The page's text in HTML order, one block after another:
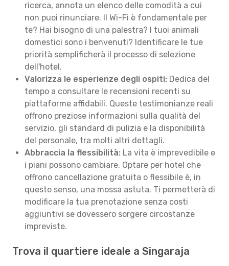
ricerca, annota un elenco delle comodità a cui
non puoi rinunciare. Il Wi-Fi è fondamentale per
te? Hai bisogno di una palestra? I tuoi animali
domestici sono i benvenuti? Identificare le tue
priorità semplificherà il processo di selezione
dell'hotel.
Valorizza le esperienze degli ospiti: Dedica del
tempo a consultare le recensioni recenti su
piattaforme affidabili. Queste testimonianze reali
offrono preziose informazioni sulla qualità del
servizio, gli standard di pulizia e la disponibilità
del personale, tra molti altri dettagli.
Abbraccia la flessibilità: La vita è imprevedibile e
i piani possono cambiare. Optare per hotel che
offrono cancellazione gratuita o flessibile è, in
questo senso, una mossa astuta. Ti permetterà di
modificare la tua prenotazione senza costi
aggiuntivi se dovessero sorgere circostanze
impreviste.
Trova il quartiere ideale a Singaraja